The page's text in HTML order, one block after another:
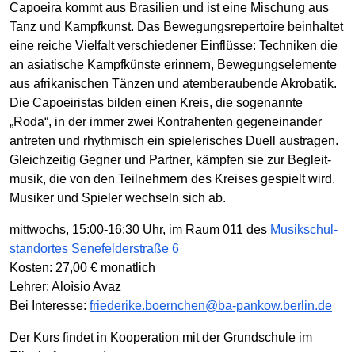
Capoeira kommt aus Brasilien und ist eine Mischung aus
Tanz und Kampf­kunst. Das Bewegungs­repertoire be­in­haltet
eine reiche Viel­falt ver­schiede­ner Ein­flüsse: Techniken die
an asiati­sche Kampf­künste erinnern, Be­wegungs­elemente
aus afrikani­schen Tänzen und atem­be­rauben­de Akrobatik.
Die Capoeiristas bilden einen Kreis, die so­ge­nannte
„Roda“, in der immer zwei Kontra­henten gegen­einander
antreten und rhyth­misch ein spieleri­sches Duell austragen.
Gleich­zeitig Gegner und Partner, kämpfen sie zur Begleit­
musik, die von den Teil­neh­mern des Kreises gespielt wird.
Musiker und Spieler wechseln sich ab.
mittwochs, 15:00-16:30 Uhr, im Raum 011 des Musikschul­
standortes Senefelderstraße 6
Kosten: 27,00 € monatlich
Lehrer: Aloìsio Avaz
Bei Interesse: friederike.boernchen@ba-pankow.berlin.de
Der Kurs findet in Kooperation mit der Grundschule im